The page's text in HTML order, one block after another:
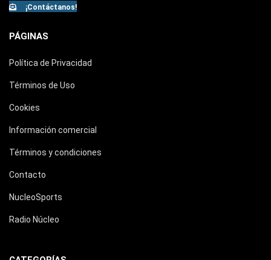
¡Contáctanos!
PÁGINAS
Política de Privacidad
Términos de Uso
Cookies
Información comercial
Términos y condiciones
Contacto
NucleoSports
Radio Núcleo